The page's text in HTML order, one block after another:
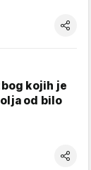
kojih je
od bilo